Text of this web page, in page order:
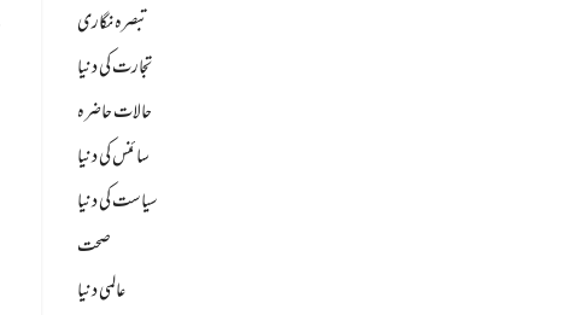
تبصرہ نگاری
تجارت کی دنیا
حالات حاضرہ
سائنس کی دنیا
سیاست کی دنیا
صحت
عالمی دنیا